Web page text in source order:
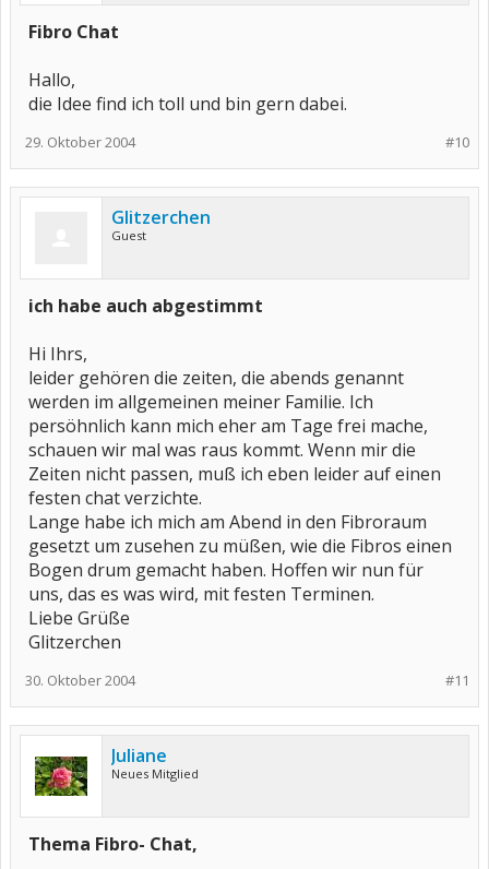
Fibro Chat
Hallo,
die Idee find ich toll und bin gern dabei.
#10
29. Oktober 2004
Glitzerchen
Guest
ich habe auch abgestimmt
Hi Ihrs,
leider gehören die zeiten, die abends genannt
werden im allgemeinen meiner Familie. Ich
persöhnlich kann mich eher am Tage frei mache,
schauen wir mal was raus kommt. Wenn mir die
Zeiten nicht passen, muß ich eben leider auf einen
festen chat verzichte.
Lange habe ich mich am Abend in den Fibroraum
gesetzt um zusehen zu müßen, wie die Fibros einen
Bogen drum gemacht haben. Hoffen wir nun für
uns, das es was wird, mit festen Terminen.
Liebe Grüße
Glitzerchen
#11
30. Oktober 2004
Juliane
Neues Mitglied
Thema Fibro- Chat,